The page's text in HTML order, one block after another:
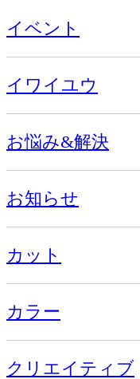
イベント
イワイユウ
お悩み&解決
お知らせ
カット
カラー
クリエイティブ